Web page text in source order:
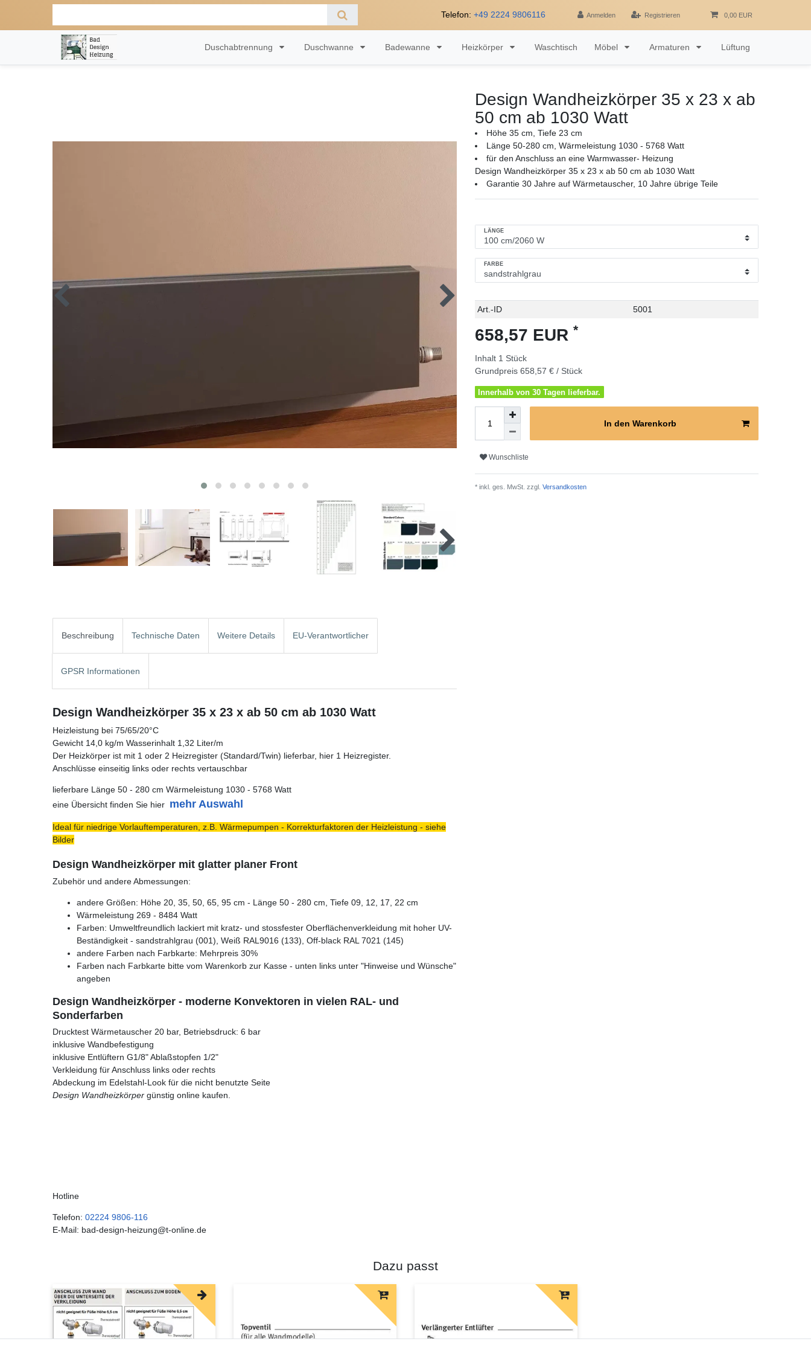
Telefon: +49 2224 9806116 Anmelden Registrieren 0,00 EUR
Duschabtrennung Duschwanne Badewanne Heizkörper Waschtisch Möbel Armaturen Lüftung
Design Wandheizkörper 35 x 23 x ab
50 cm ab 1030 Watt
Höhe 35 cm, Tiefe 23 cm
Länge 50-280 cm, Wärmeleistung 1030 - 5768 Watt
für den Anschluss an eine Warmwasser- Heizung
Design Wandheizkörper 35 x 23 x ab 50 cm ab 1030 Watt
Garantie 30 Jahre auf Wärmetauscher, 10 Jahre übrige Teile
LÄNGE
FARBE
Technisches
Wert
Art.-ID 5001
658,57 EUR *
Inhalt 1 Stück
Grundpreis 658,57 € / Stück
Innerhalb von 30 Tagen lieferbar.
In den Warenkorb
Wunschliste
* inkl. ges. MwSt. zzgl. Versandkosten
Beschreibung Technische Daten Weitere Details EU-Verantwortlicher
GPSR Informationen
Design Wandheizkörper 35 x 23 x ab 50 cm ab 1030 Watt
Heizleistung bei 75/65/20°C
Gewicht 14,0 kg/m Wasserinhalt 1,32 Liter/m
Der Heizkörper ist mit 1 oder 2 Heizregister (Standard/Twin) lieferbar, hier 1 Heizregister.
Anschlüsse einseitig links oder rechts vertauschbar
lieferbare Länge 50 - 280 cm Wärmeleistung 1030 - 5768 Watt
eine Übersicht finden Sie hier mehr Auswahl
Ideal für niedrige Vorlauftemperaturen, z.B. Wärmepumpen - Korrekturfaktoren der Heizleistung - siehe
Bilder
Design Wandheizkörper mit glatter planer Front
Zubehör und andere Abmessungen:
andere Größen: Höhe 20, 35, 50, 65, 95 cm - Länge 50 - 280 cm, Tiefe 09, 12, 17, 22 cm
Wärmeleistung 269 - 8484 Watt
Farben: Umweltfreundlich lackiert mit kratz- und stossfester Oberflächenverkleidung mit hoher UV-
Beständigkeit - sandstrahlgrau (001), Weiß RAL9016 (133), Off-black RAL 7021 (145)
andere Farben nach Farbkarte: Mehrpreis 30%
Farben nach Farbkarte bitte vom Warenkorb zur Kasse - unten links unter "Hinweise und Wünsche"
angeben
Design Wandheizkörper - moderne Konvektoren in vielen RAL- und
Sonderfarben
Drucktest Wärmetauscher 20 bar, Betriebsdruck: 6 bar
inklusive Wandbefestigung
inklusive Entlüftern G1/8" Ablaßstopfen 1/2"
Verkleidung für Anschluss links oder rechts
Abdeckung im Edelstahl-Look für die nicht benutzte Seite
Design Wandheizkörper günstig online kaufen.
Hotline
Telefon: 02224 9806-116
E-Mail: bad-design-heizung@t-online.de
Dazu passt